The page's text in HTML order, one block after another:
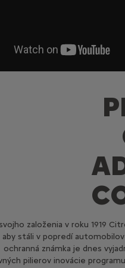
založenia v roku 1919
aby stáli v popredí
ochranná známka je dnes
pilierov inovácie